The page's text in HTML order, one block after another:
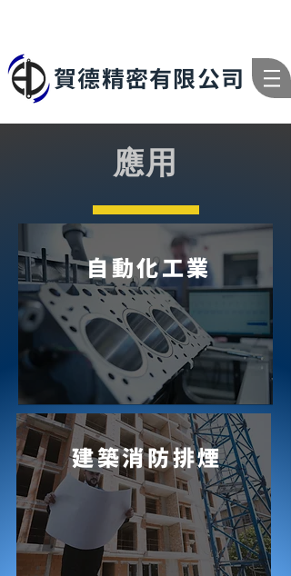
賀德精密有限公司
應用
自動化工業
建築消防排煙